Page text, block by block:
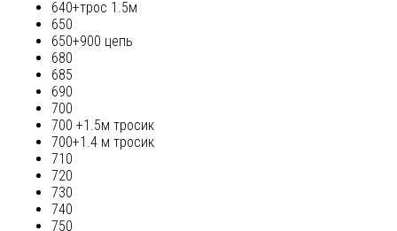
640+трос 1.5м
650
650+900 цепь
680
685
690
700
700 +1.5м тросик
700+1.4 м тросик
710
720
730
740
750